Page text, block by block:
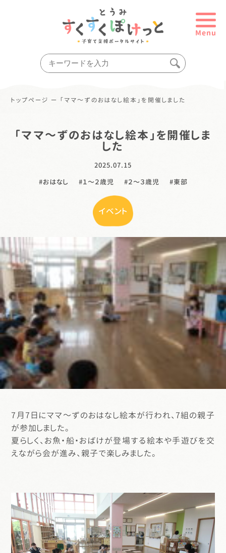
Menu
トップページ ー 「ママ～ずのおはなし絵本」を開催しました
「ママ～ずのおはなし絵本」を開催しま
した
2025.07.15
おはなし
１〜２歳児 ２〜３歳児 東部
イベント
7月7日にママ～ずのおはなし絵本が行われ、7組の親子
が参加しました。
夏らしく、お魚・船・おばけが登場する絵本や手遊びを交
えながら会が進み、親子で楽しみました。